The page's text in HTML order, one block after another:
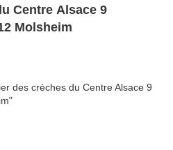
Centre Alsace 9
Molsheim